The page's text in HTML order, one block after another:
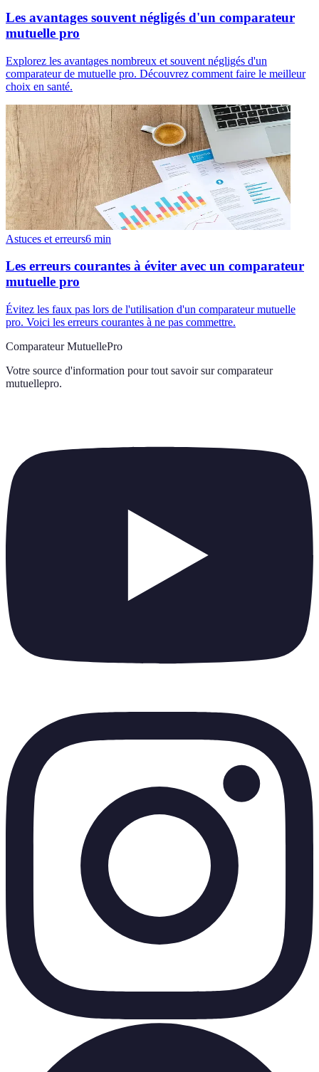
Les avantages souvent négligés d'un comparateur
mutuelle pro
Explorez les avantages nombreux et souvent négligés d'un
comparateur de mutuelle pro. Découvrez comment faire le meilleur
choix en santé.
Astuces et erreurs6 min
Les erreurs courantes à éviter avec un comparateur
mutuelle pro
Évitez les faux pas lors de l'utilisation d'un comparateur mutuelle
pro. Voici les erreurs courantes à ne pas commettre.
Comparateur MutuellePro
Votre source d'information pour tout savoir sur comparateur
mutuellepro.